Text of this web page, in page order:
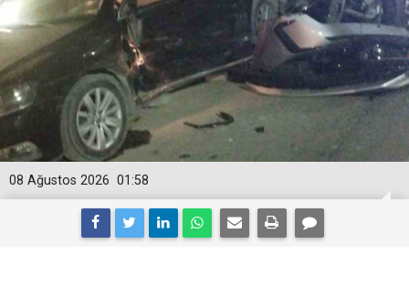
01:58
08 Ağustos 2026